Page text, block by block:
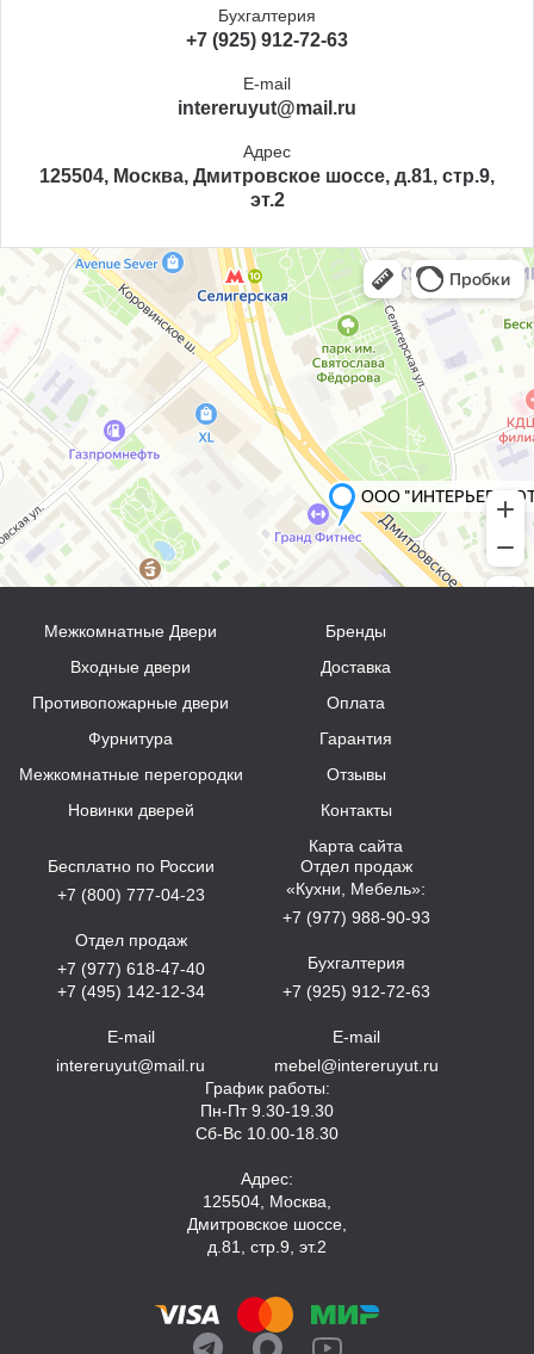
Бухгалтерия
+7 (925) 912-72-63
E-mail
intereruyut@mail.ru
Адрес
125504, Москва, Дмитровское шоссе, д.81, стр.9,
эт.2
Межкомнатные Двери
Входные двери
Противопожарные двери
Фурнитура
Межкомнатные перегородки
Новинки дверей
Бренды
Доставка
Оплата
Гарантия
Отзывы
Контакты
Карта сайта
Бесплатно по России
+7 (800) 777-04-23
Отдел продаж
+7 (977) 618-47-40
+7 (495) 142-12-34
E-mail
intereruyut@mail.ru
Отдел продаж
«Кухни, Мебель»:
+7 (977) 988-90-93
Бухгалтерия
+7 (925) 912-72-63
E-mail
mebel@intereruyut.ru
График работы:
Пн-Пт 9.30-19.30
Сб-Вс 10.00-18.30
Адрес:
125504, Москва,
Дмитровское шоссе,
д.81, стр.9, эт.2